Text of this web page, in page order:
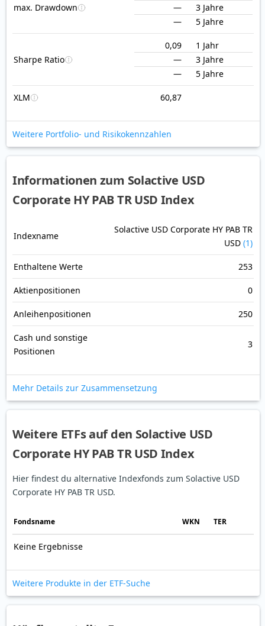
max. Drawdown
—
3 Jahre
—
5 Jahre
Sharpe Ratio
0,09
1 Jahr
—
3 Jahre
—
5 Jahre
XLM 60,87
Weitere Portfolio- und Risikokennzahlen
Informationen zum Solactive USD
Corporate HY PAB TR USD Index
Indexname
Solactive USD Corporate HY PAB TR
USD (1)
Enthaltene Werte 253
Aktienpositionen 0
Anleihenpositionen 250
Cash und sonstige
Positionen
3
Mehr Details zur Zusammensetzung
Weitere ETFs auf den Solactive USD
Corporate HY PAB TR USD Index
Hier findest du alternative Indexfonds zum Solactive USD
Corporate HY PAB TR USD.
Fonds­name WKN TER
Keine Ergebnisse
Weitere Produkte in der ETF-Suche